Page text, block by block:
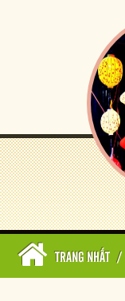
TRANG NHẤT /